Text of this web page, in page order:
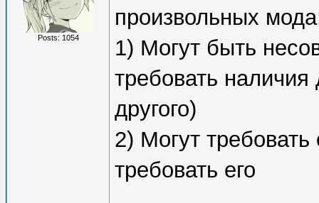
Posts: 1054
произвольных
1) Могут быть
требовать наличия
другого)
2) Могут
требовать его